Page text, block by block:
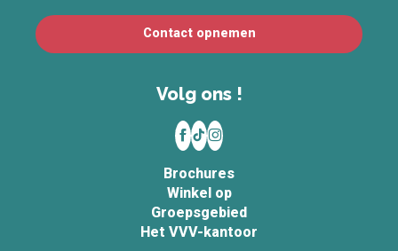
Contact opnemen
Volg ons !
Brochures
Winkel op
Groepsgebied
Het VVV-kantoor